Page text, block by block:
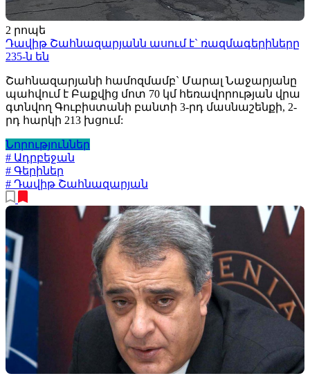
2 րոպե
Դավիթ Շահնազարյանն ասում է` ռազմագերիները
235-ն են
Շահնազարյանի համոզմամբ` Մարալ Նաջարյանը
պահվում է Բաքվից մոտ 70 կմ հեռավորության վրա
գտնվող Գուբիստանի բանտի 3-րդ մասնաշենքի, 2-
րդ հարկի 213 խցում:
Նորություններ
# Ադրբեջան
# Գերիներ
# Դավիթ Շահնազարյան